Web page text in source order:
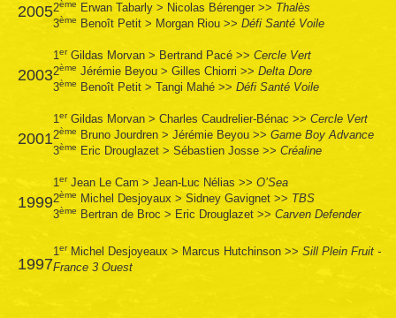
20052ème Erwan Tabarly > Nicolas Bérenger >> Thalès
3ème Benoît Petit > Morgan Riou >> Défi Santé Voile
2003
1erGildas Morvan > Bertrand Pacé >> Cercle Vert
2ème Jérémie Beyou > Gilles Chiorri >> Delta Dore
3ème Benoît Petit > Tangi Mahé >> Défi Santé Voile
2001
1erGildas Morvan > Charles Caudrelier-Bénac >> Cercle Vert
2ème Bruno Jourdren > Jérémie Beyou >> Game Boy Advance
3ème Eric Drouglazet > Sébastien Josse >> Créaline
1999
1erJean Le Cam > Jean-Luc Nélias >> O’Sea
2ème Michel Desjoyaux > Sidney Gavignet >> TBS
3ème Bertran de Broc > Eric Drouglazet >> Carven Defender
1997
1erMichel Desjoyeaux > Marcus Hutchinson >> Sill Plein Fruit -
France 3 Ouest